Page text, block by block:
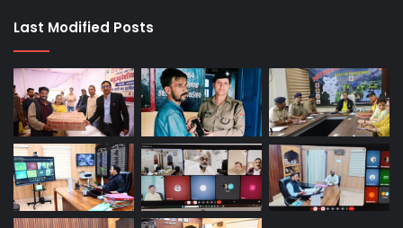
Last Modified Posts